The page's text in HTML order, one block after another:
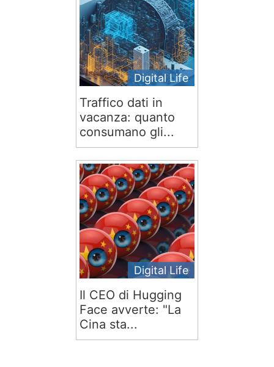
Digital Life
Traffico dati in
vacanza: quanto
consumano gli...
Digital Life
Il CEO di Hugging
Face avverte: "La
Cina sta...